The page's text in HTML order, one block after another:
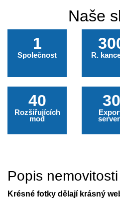
NA
Rodinný
Naše
1
Společnost R.
40
Rozšiřujících
mod
30
Popis nemovitosti
Krésné fotky dělají krásný